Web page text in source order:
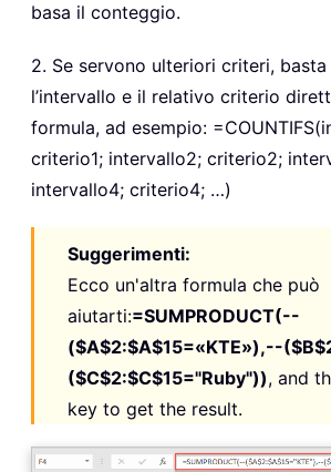
basa il conteggio.
2. Se servono ulteriori criteri,
l’intervallo e il relativo criterio
formula, ad esempio:
criterio1; intervallo2; criterio2;
intervallo4; criterio4; …)
Suggerimenti:
Ecco un'altra formula che può
aiutarti:=SUMPRODUCT(--
($A$2:$A$15=«KTE»),--
($C$2:$C$15="Ruby")), and
key to get the result.